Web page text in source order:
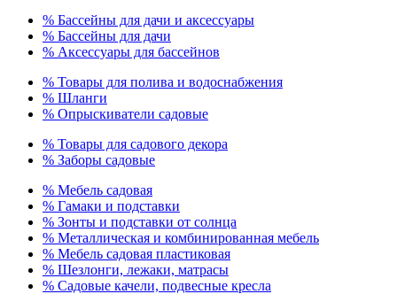
% Бассейны для дачи и аксессуары
% Бассейны для дачи
% Аксессуары для бассейнов
% Товары для полива и водоснабжения
% Шланги
% Опрыскиватели садовые
% Товары для садового декора
% Заборы садовые
% Мебель садовая
% Гамаки и подставки
% Зонты и подставки от солнца
% Металлическая и комбинированная мебель
% Мебель садовая пластиковая
% Шезлонги, лежаки, матрасы
% Садовые качели, подвесные кресла